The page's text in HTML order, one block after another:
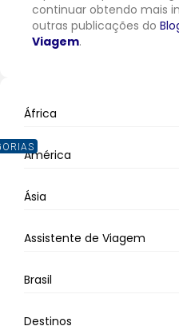
continuar obtendo mais
outras publicações do
Viagem.
África
América
Ásia
Assistente de Viagem
Brasil
Destinos